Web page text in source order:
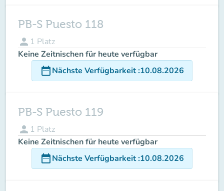
PB-S Puesto 118
person 1 Platz
Keine Zeitnischen für heute verfügbar
date_rangeNächste Verfügbarkeit:10.08.2026
PB-S Puesto 119
person 1 Platz
Keine Zeitnischen für heute verfügbar
date_rangeNächste Verfügbarkeit:10.08.2026